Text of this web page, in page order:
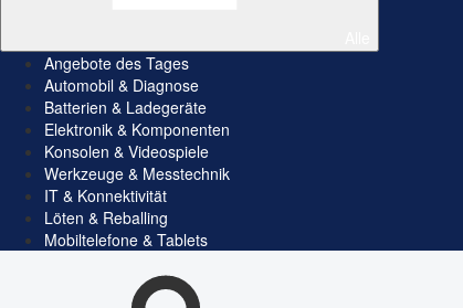
Angebote des Tages
Automobil & Diagnose
Batterien & Ladegeräte
Elektronik & Komponenten
Konsolen & Videospiele
Werkzeuge & Messtechnik
IT & Konnektivität
Löten & Reballing
Mobiltelefone & Tablets